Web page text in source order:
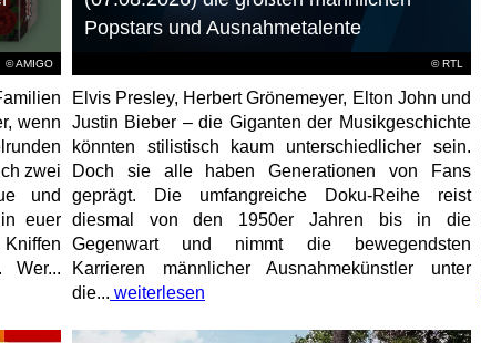
© AMIGO
wenn
zwei
und
euer
Wer...
© RTL
Popstars und Ausnahmetalente
Elvis Presley, Herbert Grönemeyer, Elton John und
Justin Bieber – die Giganten der Musikgeschichte
könnten stilistisch kaum unterschiedlicher sein.
Doch sie alle haben Generationen von Fans
geprägt. Die umfangreiche Doku-Reihe reist
diesmal von den 1950er Jahren bis in die
Gegenwart und nimmt die bewegendsten
Karrieren männlicher Ausnahmekünstler unter
die... weiterlesen